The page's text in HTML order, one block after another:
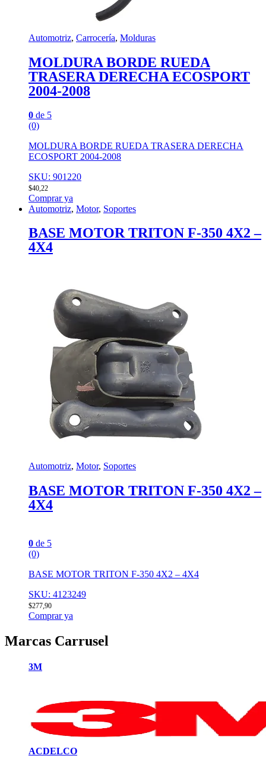
Automotriz, Carrocería, Molduras
MOLDURA BORDE RUEDA
TRASERA DERECHA ECOSPORT
2004-2008
0 de 5
(0)
MOLDURA BORDE RUEDA TRASERA DERECHA
ECOSPORT 2004-2008
SKU: 901220
$40,22
Comprar ya
Automotriz, Motor, Soportes
BASE MOTOR TRITON F-350 4X2 –
4X4
Automotriz, Motor, Soportes
BASE MOTOR TRITON F-350 4X2 –
4X4
0 de 5
(0)
BASE MOTOR TRITON F-350 4X2 – 4X4
SKU: 4123249
$277,90
Comprar ya
Marcas Carrusel
3M
ACDELCO